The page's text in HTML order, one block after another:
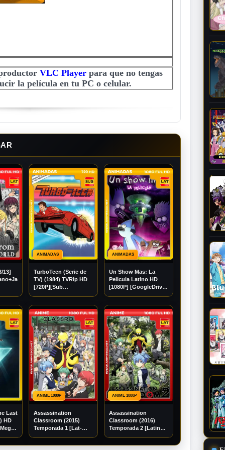
VLC Playerpara que no tengas
la película en tu PC o celular.
13]
ANIMADAS
TurboTeen (Serie de
TV) (1984) TVRip HD
[720P][Sub
ANIMADAS
Un Show Mas: La
Pelicula Latino HD
[1080P] [GoogleDrive]
Last
HD
ANIME 1080P
Assassination
Classroom (2015)
Temporada 1 [Lat-
ANIME 1080P
Assassination
Classroom (2016)
Temporada 2 [Latino]